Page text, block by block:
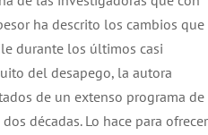
ha descrito los cambios que
durante los últimos casi
del desapego, la autora
de un extenso programa de
décadas. Lo hace para ofrecer